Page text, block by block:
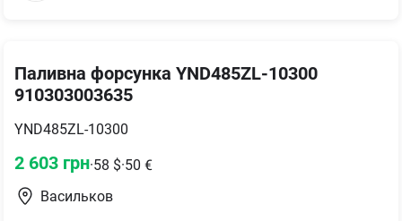
Паливна форсунка YND485ZL-10300
910303003635
YND485ZL-10300
2 603 грн·58 $·50 €
Васильков